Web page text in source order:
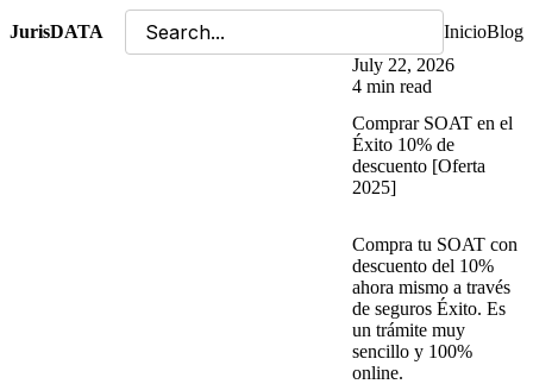
JurisDATA InicioBlog
July 22, 2026
4 min read
Comprar SOAT en el
Éxito 10% de
descuento [Oferta
2025]
Compra tu SOAT con
descuento del 10%
ahora mismo a través
de seguros Éxito. Es
un trámite muy
sencillo y 100%
online.